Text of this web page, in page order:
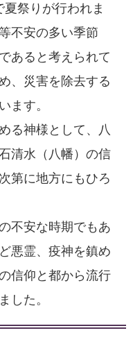
夏祭りが行われま
不安の多い季節
あると考えられて
、災害を除去する
ます。
る神様として、八
清水（八幡）の信
第に地方にもひろ
不安な時期でもあ
悪霊、疫神を鎮め
信仰と都から流行
した。